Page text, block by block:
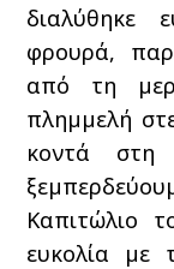
διαλύθηκε
φρουρά,
από τη
πλημμελή
κοντά
Καπιτώλιο
ευκολία με